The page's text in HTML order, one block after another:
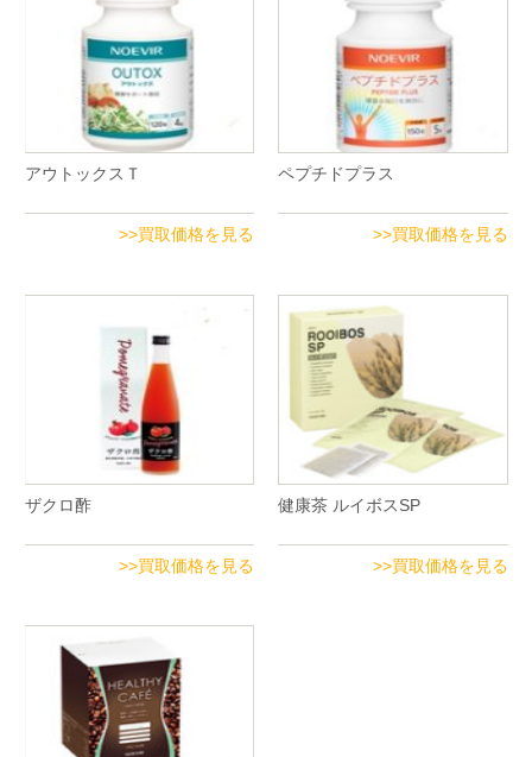
アウトックスＴ
>>買取価格を見る
ペプチドプラス
>>買取価格を見る
ザクロ酢
>>買取価格を見る
健康茶 ルイボスSP
>>買取価格を見る